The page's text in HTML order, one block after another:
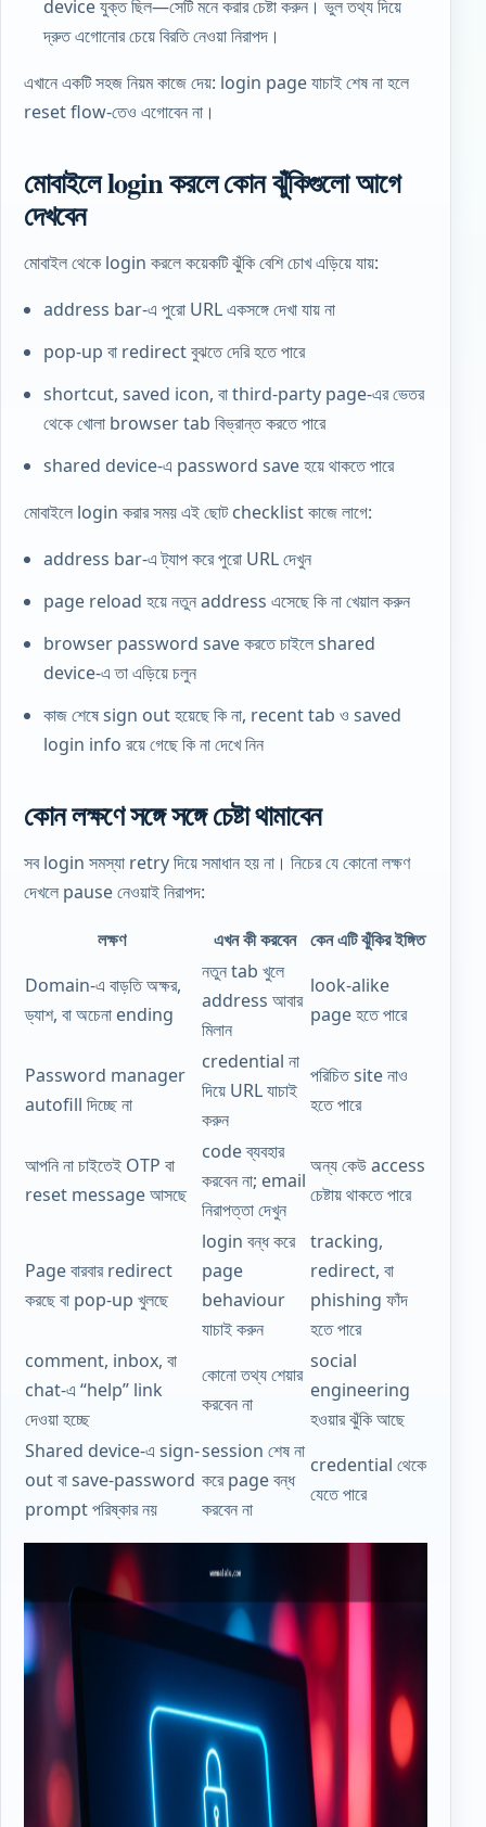
device যুক্ত ছিল—সেটি মনে করার চেষ্টা করুন। ভুল তথ্য দিয়ে
দ্রুত এগোনোর চেয়ে বিরতি নেওয়া নিরাপদ।
এখানে একটি সহজ নিয়ম কাজে দেয়: login pageযাচাইশেষ না হলে
reset flow-তেও এগোবেন না।
মোবাইলে login করলে কোন ঝুঁকিগুলো আগে
দেখবেন
মোবাইল থেকে login করলে কয়েকটি ঝুঁকি বেশি চোখ এড়িয়ে যায়:
address bar-এ পুরো URL একসঙ্গে দেখা যায় না
pop-up বা redirect বুঝতে দেরি হতে পারে
shortcut, saved icon, বা third-party page-এর ভেতর
থেকে খোলা browser tab বিভ্রান্ত করতে পারে
shared device-এ password save হয়ে থাকতে পারে
মোবাইলে login করার সময় এই ছোট checklist কাজে লাগে:
address bar-এ ট্যাপ করে পুরো URL দেখুন
page reload হয়ে নতুন address এসেছে কি না খেয়াল করুন
browser password save করতে চাইলে shared
device-এ তা এড়িয়ে চলুন
কাজ শেষে sign out হয়েছে কি না, recent tab ও saved
login info রয়ে গেছে কি না দেখে নিন
কোন লক্ষণে সঙ্গে সঙ্গে চেষ্টা থামাবেন
সব login সমস্যা retry দিয়ে সমাধান হয় না। নিচের যে কোনো লক্ষণ
দেখলে pause নেওয়াই নিরাপদ:
লক্ষণ
এখন কী করবেন
কেন এটি ঝুঁকির ইঙ্গিত
Domain-এ বাড়তি অক্ষর,
ড্যাশ, বা অচেনা ending
নতুন tab খুলে
address আবার
মিলান
look-alike
page হতে পারে
Password manager
autofill দিচ্ছে না
credential না
দিয়ে URL যাচাই
করুন
পরিচিত site নাও
হতে পারে
আপনি না চাইতেই OTP বা
reset message আসছে
code ব্যবহার
করবেন না; email
নিরাপত্তা দেখুন
অন্য কেউ access
চেষ্টায় থাকতে পারে
Page বারবার redirect
করছে বা pop-up খুলছে
login বন্ধ করে
page
behaviour
যাচাই করুন
tracking,
redirect, বা
phishing ফাঁদ
হতে পারে
comment, inbox, বা
chat-এ “help” link
দেওয়া হচ্ছে
কোনো তথ্য শেয়ার
করবেন না
social
engineering
হওয়ার ঝুঁকি আছে
Shared device-এ sign-
out বা save-password
prompt পরিষ্কার নয়
session শেষ না
করে page বন্ধ
করবেন না
credential থেকে
যেতে পারে